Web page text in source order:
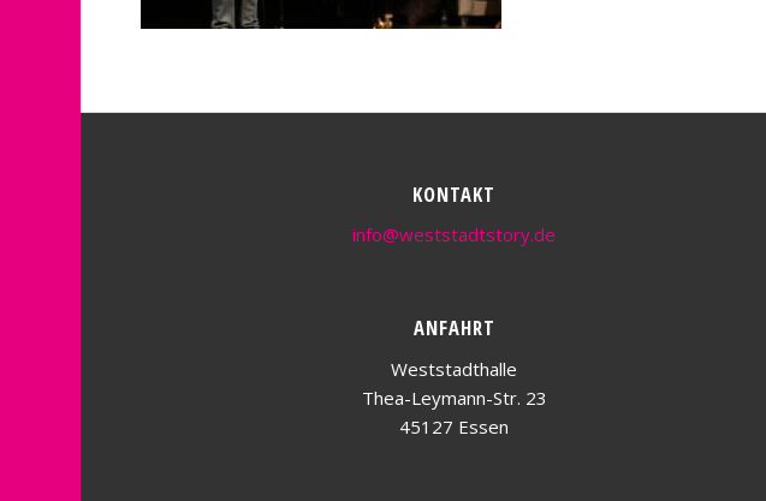
KONTAKT
info@weststadtstory.de
ANFAHRT
Weststadthalle
Thea-Leymann-Str. 23
45127 Essen